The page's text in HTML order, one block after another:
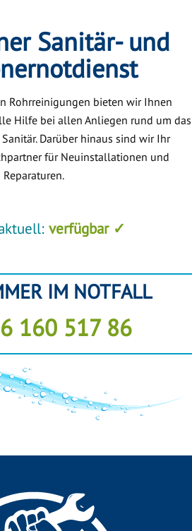
Sanitär- und
Rohrreinigungen bieten wir Ihnen
Hilfe bei allen Anliegen rund um das
Darüber hinaus sind wir Ihr
für Neuinstallationen und
Reparaturen.
verfügbar ✓
IM NOTFALL
160 517 86